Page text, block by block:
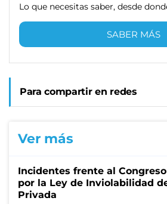
Lo que necesitas saber, desde
SABER MÁS
Para compartir en redes
Ver más
Incidentes frente al
por la Ley de Inviolabilidad
Privada